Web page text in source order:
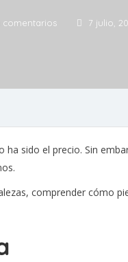
comentarios 7 julio,
sido el precio. Sin
comprender cómo